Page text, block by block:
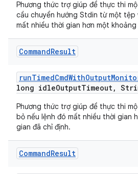
Phương thức trợ giúp để thực thi
cầu chuyển hướng Stdin từ một tệp
mất nhiều thời gian hơn một
CommandResult
runTimedCmdWithOutput
long idleOutputTimeout,
Phương thức trợ giúp để thực thi
bỏ nếu lệnh đó mất nhiều thời gian
gian đã chỉ định.
CommandResult